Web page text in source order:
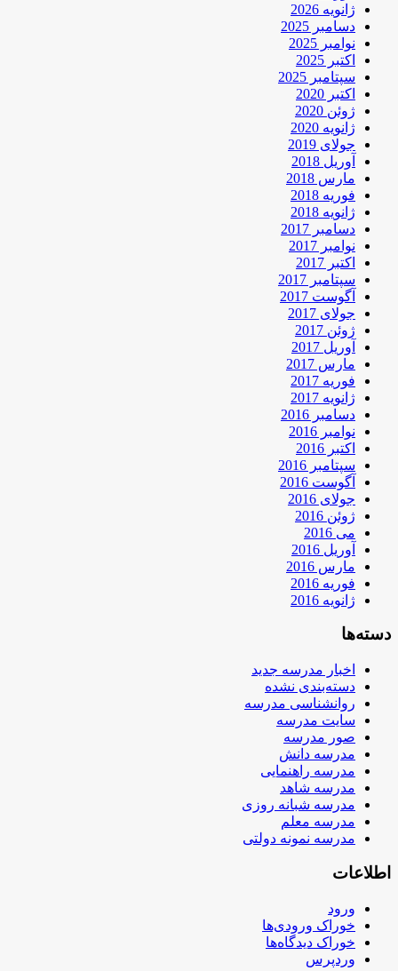
ژانویه 2026
دسامبر 2025
نوامبر 2025
اکتبر 2025
سپتامبر 2025
اکتبر 2020
ژوئن 2020
ژانویه 2020
جولای 2019
آوریل 2018
مارس 2018
فوریه 2018
ژانویه 2018
دسامبر 2017
نوامبر 2017
اکتبر 2017
سپتامبر 2017
آگوست 2017
جولای 2017
ژوئن 2017
آوریل 2017
مارس 2017
فوریه 2017
ژانویه 2017
دسامبر 2016
نوامبر 2016
اکتبر 2016
سپتامبر 2016
آگوست 2016
جولای 2016
ژوئن 2016
می 2016
آوریل 2016
مارس 2016
فوریه 2016
ژانویه 2016
دسته‌ها
اخبار مدرسه جدید
دسته‌بندی نشده
روانشناسی مدرسه
سایت مدرسه
صور مدرسه
مدرسه دانش
مدرسه راهنمایی
مدرسه شاهد
مدرسه شبانه روزی
مدرسه معلم
مدرسه نمونه دولتی
اطلاعات
ورود
خوراک ورودی‌ها
خوراک دیدگاه‌ها
وردپرس